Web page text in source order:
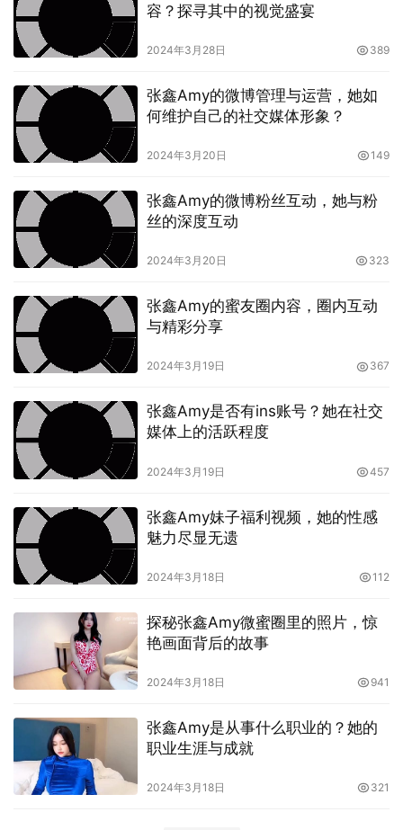
容？探寻其中的视觉盛宴
2024年3月28日 389
张鑫Amy的微博管理与运营，她如
何维护自己的社交媒体形象？
2024年3月20日 149
张鑫Amy的微博粉丝互动，她与粉
丝的深度互动
2024年3月20日 323
张鑫Amy的蜜友圈内容，圈内互动
与精彩分享
2024年3月19日 367
张鑫Amy是否有ins账号？她在社交
媒体上的活跃程度
2024年3月19日 457
张鑫Amy妹子福利视频，她的性感
魅力尽显无遗
2024年3月18日 112
探秘张鑫Amy微蜜圈里的照片，惊
艳画面背后的故事
2024年3月18日 941
张鑫Amy是从事什么职业的？她的
职业生涯与成就
2024年3月18日 321